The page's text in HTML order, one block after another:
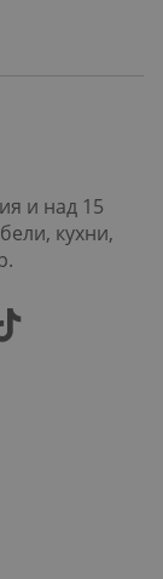
и над 15